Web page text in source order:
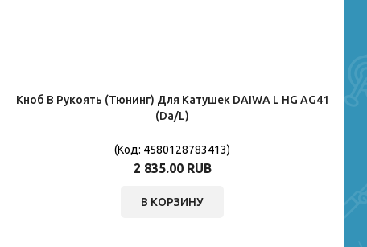
Кноб В Рукоять (тюнинг) Для Катушек DAIWA L HG AG41
(Da/L)
(Код: 4580128783413)
2 835.00 RUB
В КОРЗИНУ